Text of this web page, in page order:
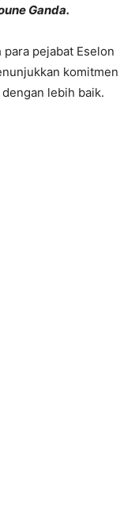
Ganda.
pejabat Eselon
komitmen
lebih baik.